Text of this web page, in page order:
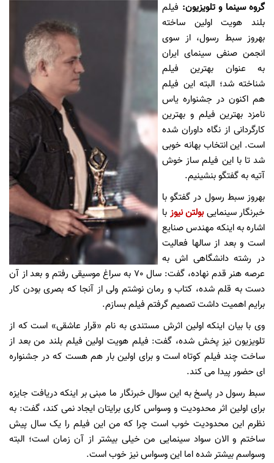
گروه سینما و تلویزیون: فیلم
بلند هویت اولین ساخته
بهروز سبط رسول، از سوی
انجمن صنفی سینمای ایران
به عنوان بهترین فیلم
شناخته شد؛ البته این فیلم
هم اکنون در جشنواره یاس
نامزد بهترین فیلم و بهترین
کارگردانی از نگاه داوران شده
است. این انتخاب بهانه خوبی
شد تا با این فیلم ساز خوش
آتیه به گفتگو بنشینیم.
بهروز سبط رسول در گفتگو با
خبرنگار سینماییبولتن نیوز با
اشاره به اینکه مهندس صنایع
است و بعد از سالها فعالیت
در رشته دانشگاهی اش به
عرصه هنر قدم نهاده، گفت: سال 70 به سراغ موسیقی رفتم و بعد از آن
دست به قلم شده،‌ کتاب و رمان نوشتم ولی از آنجا که بصری بودن کار
برایم اهمیت داشت تصمیم گرفتم فیلم بسازم.
وی با بیان اینکه اولین اثرش مستندی به نام «قرار عاشقی» است که از
تلویزیون نیز پخش شده، گفت: فیلم هویت اولین فیلم بلند من بعد از
ساخت چند فیلم کوتاه است و برای اولین بار هم هست که در جشنواره
ای حضور پیدا می کند.
سبط رسول در پاسخ به این سوال خبرنگار ما مبنی بر اینکه دریافت جایزه
برای اولین اثر محدودیت و وسواس کاری برایتان ایجاد نمی کند، گفت: به
نظرم این محدودیت خوب است چرا که من این فیلم را یک سال پیش
ساختم و الان سواد سینمایی من خیلی بیشتر از آن زمان است؛ البته
وسواسم بیشتر شده اما این وسواس نیز خوب است.